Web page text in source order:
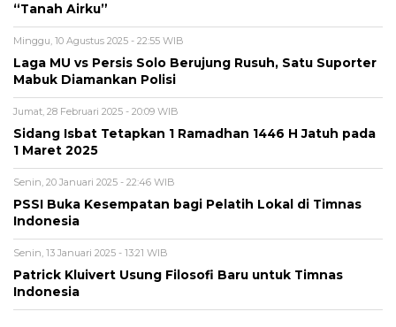
“Tanah Airku”
Minggu, 10 Agustus 2025 - 22:55 WIB
Laga MU vs Persis Solo Berujung Rusuh, Satu Suporter
Mabuk Diamankan Polisi
Jumat, 28 Februari 2025 - 20:09 WIB
Sidang Isbat Tetapkan 1 Ramadhan 1446 H Jatuh pada
1 Maret 2025
Senin, 20 Januari 2025 - 22:46 WIB
PSSI Buka Kesempatan bagi Pelatih Lokal di Timnas
Indonesia
Senin, 13 Januari 2025 - 13:21 WIB
Patrick Kluivert Usung Filosofi Baru untuk Timnas
Indonesia